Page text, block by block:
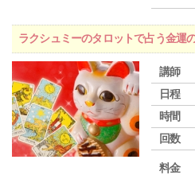
ラクシュミーのタロットで占う金運
講師
日程
時間
回数
料金